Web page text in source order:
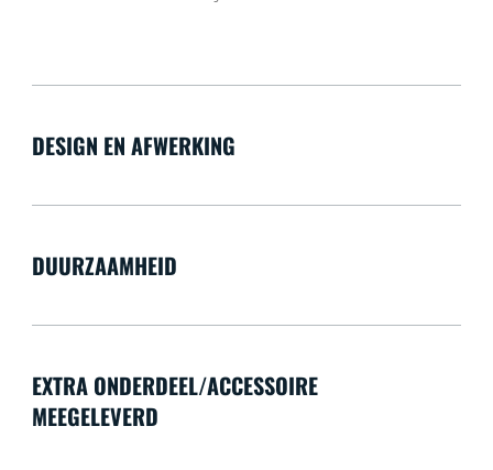
DESIGN EN AFWERKING
DUURZAAMHEID
EXTRA ONDERDEEL/ACCESSOIRE
MEEGELEVERD